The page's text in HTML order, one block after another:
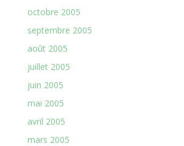
octobre 2005
septembre 2005
août 2005
juillet 2005
juin 2005
mai 2005
avril 2005
mars 2005